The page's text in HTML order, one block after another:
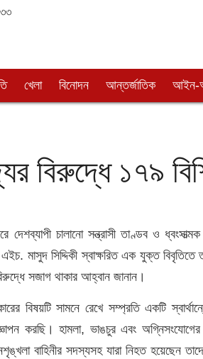
খেলা বিনোদন আন্তর্জাতিক আইন-
বিরুদ্ধে ১৭৯
চালানো সন্ত্রাসী তাণ্ডব ও
মাসুদ সিদ্দিকী স্বাক্ষরিত এক যুক্ত বিবৃতিতে
সজাগ থাকার আহ্বান জানান।
বিষয়টি সামনে রেখে সম্প্রতি একটি
করছি। হামলা, ভাঙচুর এবং
বাহিনীর সদস্যসহ যারা নিহত হয়েছেন